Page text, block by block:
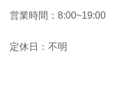
営業時間：8:00~19:00
定休日：不明